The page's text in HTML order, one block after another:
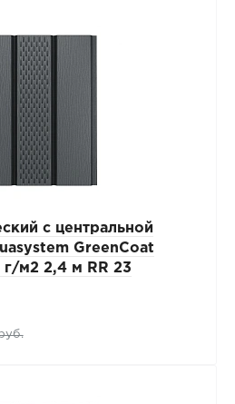
с центральной
GreenCoat
г/м2 2,4 м RR 23